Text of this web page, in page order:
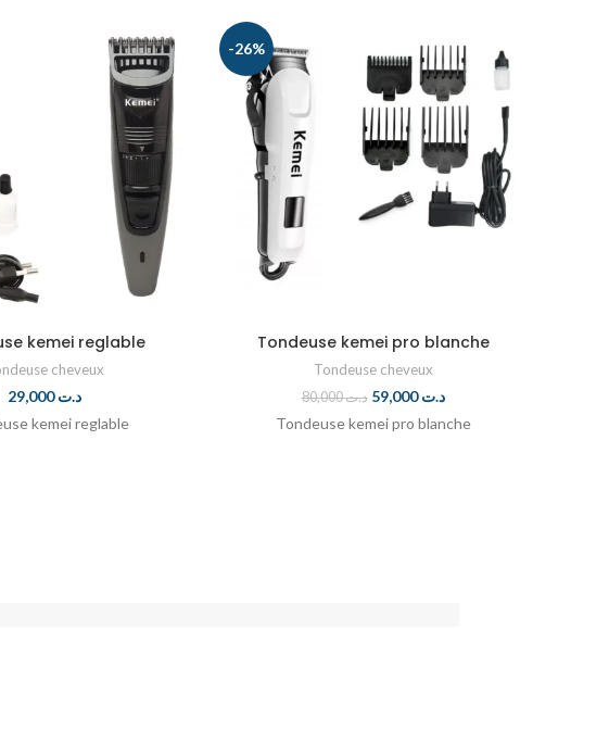
kemei reglable
cheveux
د.ت29,000
kemei reglable
-26%
Tondeuse kemei pro blanche
Tondeuse cheveux
د.ت80,000 د.ت59,000
Tondeuse kemei pro blanche